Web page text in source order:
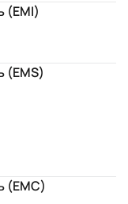
(EMI)
(EMS)
(EMC)